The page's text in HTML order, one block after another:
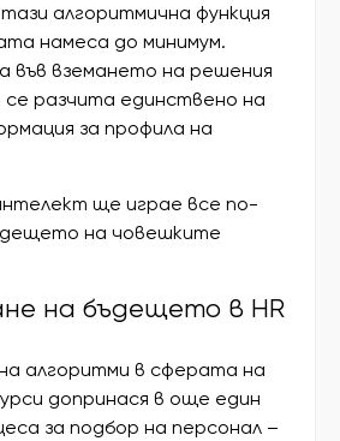
алгоритмична функция
намеса до минимум.
във вземането на решения
разчита единствено на
за профила на
ще играе все по-
на човешките
на бъдещето в HR
алгоритми в сферата на
допринася в още един
за подбор на персонал –